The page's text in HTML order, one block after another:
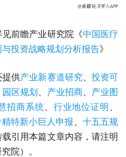
前瞻产业研究院《中国医疗
投资战略规划分析报告》
提供产业新赛道研究、投资可
园区规划 、 产业招商、 产业图
招商系统、 行业地位证明 、
精特新小巨人申报 、 十五五规
引用本篇文章内容，请注明
院）。